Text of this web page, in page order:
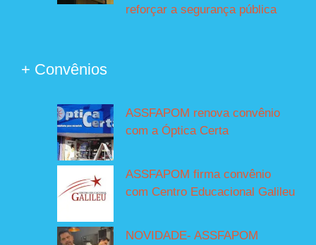
reforçar a segurança pública
+ Convênios
ASSFAPOM renova convênio
com a Óptica Certa
ASSFAPOM firma convênio
com Centro Educacional Galileu
NOVIDADE- ASSFAPOM